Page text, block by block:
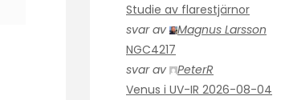
Studie av flarestjärnor
svar av
Magnus Larsson
NGC4217
svar av
PeterR
Venus i UV-IR 2026-08-04